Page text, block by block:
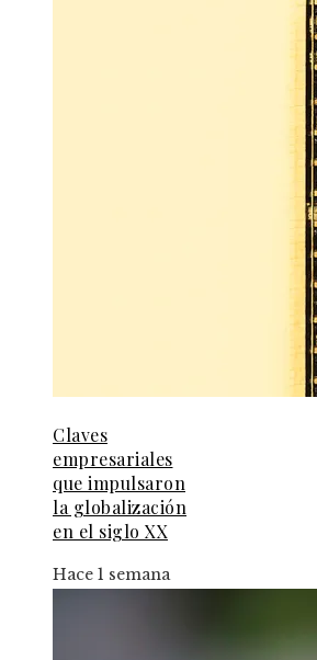
Claves
empresariales
que impulsaron
la globalización
en el siglo XX
Hace 1 semana